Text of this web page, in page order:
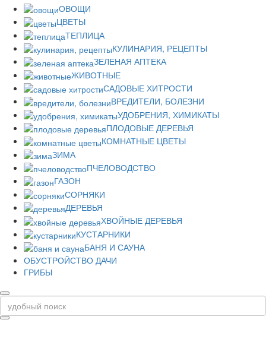
ОВОЩИ
ЦВЕТЫ
ТЕПЛИЦА
КУЛИНАРИЯ, РЕЦЕПТЫ
ЗЕЛЕНАЯ АПТЕКА
ЖИВОТНЫЕ
САДОВЫЕ ХИТРОСТИ
ВРЕДИТЕЛИ, БОЛЕЗНИ
УДОБРЕНИЯ, ХИМИКАТЫ
ПЛОДОВЫЕ ДЕРЕВЬЯ
КОМНАТНЫЕ ЦВЕТЫ
ЗИМА
ПЧЕЛОВОДСТВО
ГАЗОН
СОРНЯКИ
ДЕРЕВЬЯ
ХВОЙНЫЕ ДЕРЕВЬЯ
КУСТАРНИКИ
БАНЯ И САУНА
ОБУСТРОЙСТВО ДАЧИ
ГРИБЫ